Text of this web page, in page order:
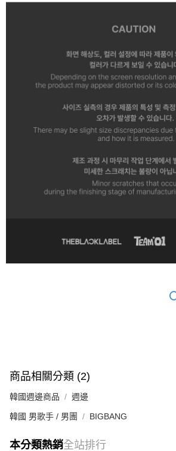
商品相關分類 (2)
韓國週邊商品 週邊
韓國 男歌手 / 男團 BIGBANG
本分類熱銷全站排行